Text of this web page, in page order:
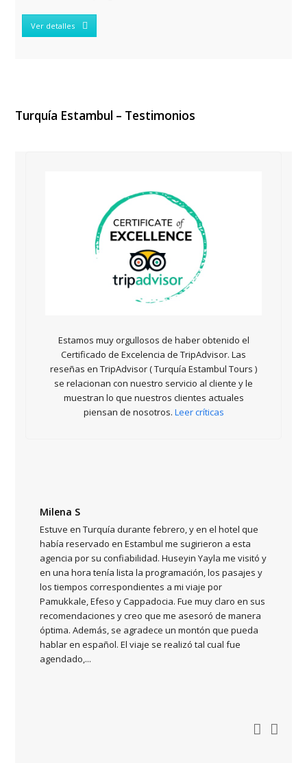
Ver detalles
Turquía Estambul – Testimonios
Estamos muy orgullosos de haber obtenido el
Certificado de Excelencia de TripAdvisor. Las
reseñas en TripAdvisor ( Turquía Estambul Tours )
se relacionan con nuestro servicio al cliente y le
muestran lo que nuestros clientes actuales
piensan de nosotros. Leer críticas
Milena S
Estuve en Turquía durante febrero, y en el hotel que
había reservado en Estambul me sugirieron a esta
agencia por su confiabilidad. Huseyin Yayla me visitó y
en una hora tenía lista la programación, los pasajes y
los tiempos correspondientes a mi viaje por
Pamukkale, Efeso y Cappadocia. Fue muy claro en sus
recomendaciones y creo que me asesoró de manera
óptima. Además, se agradece un montón que pueda
hablar en español. El viaje se realizó tal cual fue
agendado,...